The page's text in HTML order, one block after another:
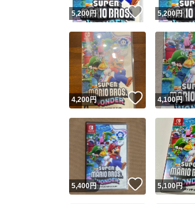
5,200円 いいね！
5,200円
4,200円 いいね！
4,100円
5,400円 いいね！
5,100円